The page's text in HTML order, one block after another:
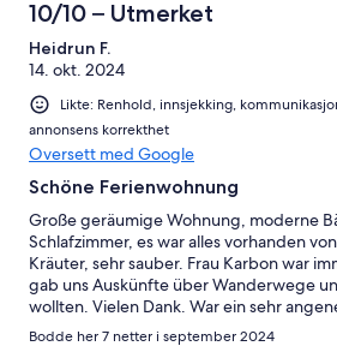
10/10 – Utmerket
Heidrun F.
14. okt. 2024
Likte: Renhold, innsjekking,
annonsens korrekthet
Oversett med Google
Schöne Ferienwohnung
Große geräumige Wohnung, moderne
Schlafzimmer, es war alles vorhanden
Kräuter, sehr sauber. Frau Karbon war
gab uns Auskünfte über Wanderwege
wollten. Vielen Dank. War ein sehr
Bodde her 7 netter i september 2024